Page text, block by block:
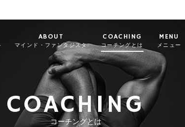
ABOUT
マインド・ファンタジスタ
COACHING
コーチングとは
MENU
メニュー
COACHING
コーチングとは